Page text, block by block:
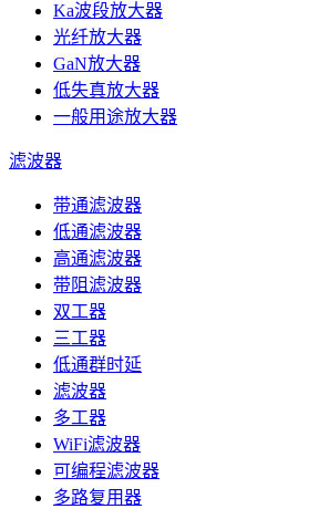
Ka波段放大器
光纤放大器
GaN放大器
低失真放大器
一般用途放大器
滤波器
带通滤波器
低通滤波器
高通滤波器
带阻滤波器
双工器
三工器
低通群时延
滤波器
多工器
WiFi滤波器
可编程滤波器
多路复用器